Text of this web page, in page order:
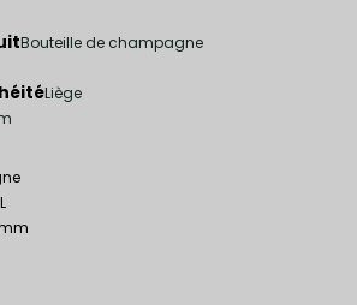
Bouteille de champagne
Liège